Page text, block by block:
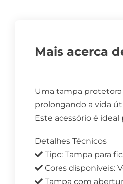
Mais acerca
Uma tampa protetora
prolongando a vida
Este acessório é
Detalhes Técnicos
Tipo: Tampa para
Cores disponíveis:
Tampa com